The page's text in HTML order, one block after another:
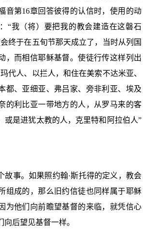
音第16章回答彼得的认信时，使用的动
“我（将）要把我的教会建造在这磐石
终于在五旬节那天成立了，当时从列国
，而相信耶稣基督。使徒行传这样列出
代人、以拦人，和住在美索不达米亚、
都、亚细亚、弗吕家、旁非利亚、埃及
的利比亚一带地方的人，从罗马来的客
或是进犹太教的人，克里特和阿拉伯人”
故事。如果照约翰·斯托得的定义，教会
组成的，那么旧约信徒也同样属于耶稣
为他们向前瞻望基督的来临，就凭信心
后望见基督一样。